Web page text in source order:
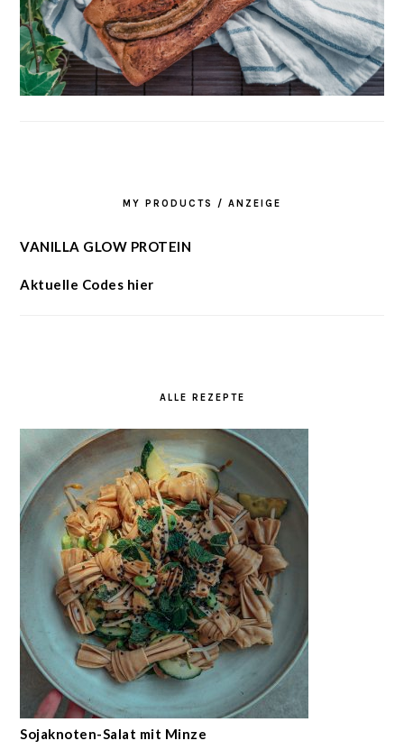
MY PRODUCTS / ANZEIGE
VANILLA GLOW PROTEIN
Aktuelle Codes hier
ALLE REZEPTE
Sojaknoten-Salat mit Minze